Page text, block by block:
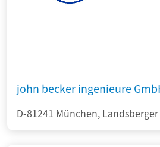
john becker ingenieure
D-81241 München,